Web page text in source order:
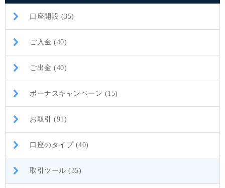
口座開設 (35)
ご入金 (40)
ご出金 (40)
ボーナスキャンペーン (15)
お取引 (91)
口座のタイプ (40)
取引ツール (35)